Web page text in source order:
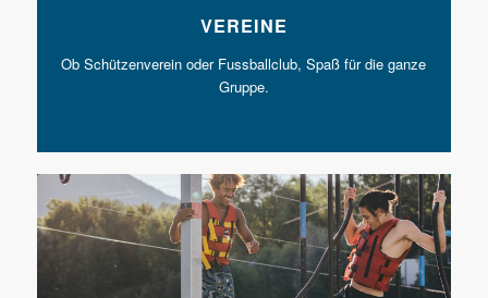
VEREINE
Ob Schützenverein oder Fussballclub, Spaß für die ganze
Gruppe.